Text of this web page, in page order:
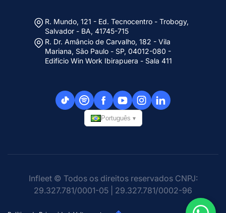
R. Mundo, 121 - Ed. Tecnocentro - Trobogy,
Salvador - BA, 41745-715
R. Dr. Amâncio de Carvalho, 182 - Vila
Mariana, São Paulo - SP, 04012-080 -
Edifício Win Work Ibirapuera - Sala 411
Português ▾
Infleet © Todos os direitos reservados CNPJ:
29.327.781/0001-05 | 29.327.781/0002-96